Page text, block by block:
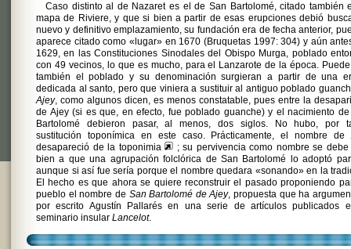
Caso distinto al de Nazaret es el de San Bartolomé, citado también
mapa de Riviere, y que si bien a partir de esas erupciones debió
nuevo y definitivo emplazamiento, su fundación era de fecha anterior,
aparece citado como «lugar» en 1670 (Bruquetas 1997: 304) y aún
1629, en las Constituciones Sinodales del Obispo Murga, poblado
con 49 vecinos, lo que es mucho, para el Lanzarote de la época.
también el poblado y su denominación surgieran a partir de una
dedicada al santo, pero que viniera a sustituir al antiguo poblado
Ajey, como algunos dicen, es menos constatable, pues entre la
de Ajey (si es que, en efecto, fue poblado guanche) y el nacimiento
Bartolomé debieron pasar, al menos, dos siglos. No hubo, por
sustitución toponímica en este caso. Prácticamente, el nombre de
desapareció de la toponimia
; su pervivencia como nombre se debe
bien a que una agrupación folclórica de San Bartolomé lo adoptó
aunque si así fue sería porque el nombre quedara «sonando» en la
El hecho es que ahora se quiere reconstruir el pasado proponiendo
pueblo el nombre de San Bartolomé de Ajey, propuesta que ha
por escrito Agustín Pallarés en una serie de artículos publicados
seminario insular Lancelot.